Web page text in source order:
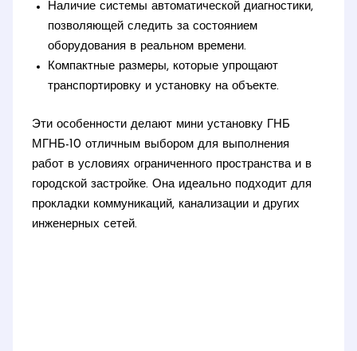
Наличие системы автоматической диагностики,
позволяющей следить за состоянием
оборудования в реальном времени.
Компактные размеры, которые упрощают
транспортировку и установку на объекте.
Эти особенности делают мини установку ГНБ
МГНБ-10 отличным выбором для выполнения
работ в условиях ограниченного пространства и в
городской застройке. Она идеально подходит для
прокладки коммуникаций, канализации и других
инженерных сетей.